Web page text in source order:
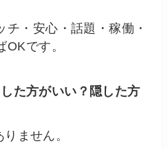
チ・安心・話題・稼働・
です。
た方がいい？隠した方
ません。